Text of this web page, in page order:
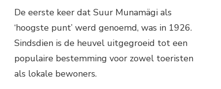
De eerste keer dat Suur Munamägi als
‘hoogste punt’ werd genoemd, was in 1926.
Sindsdien is de heuvel uitgegroeid tot een
populaire bestemming voor zowel toeristen
als lokale bewoners.